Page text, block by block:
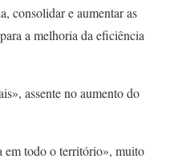
consolidar e aumentar as
a melhoria da eficiência
assente no aumento do
todo o território», muito